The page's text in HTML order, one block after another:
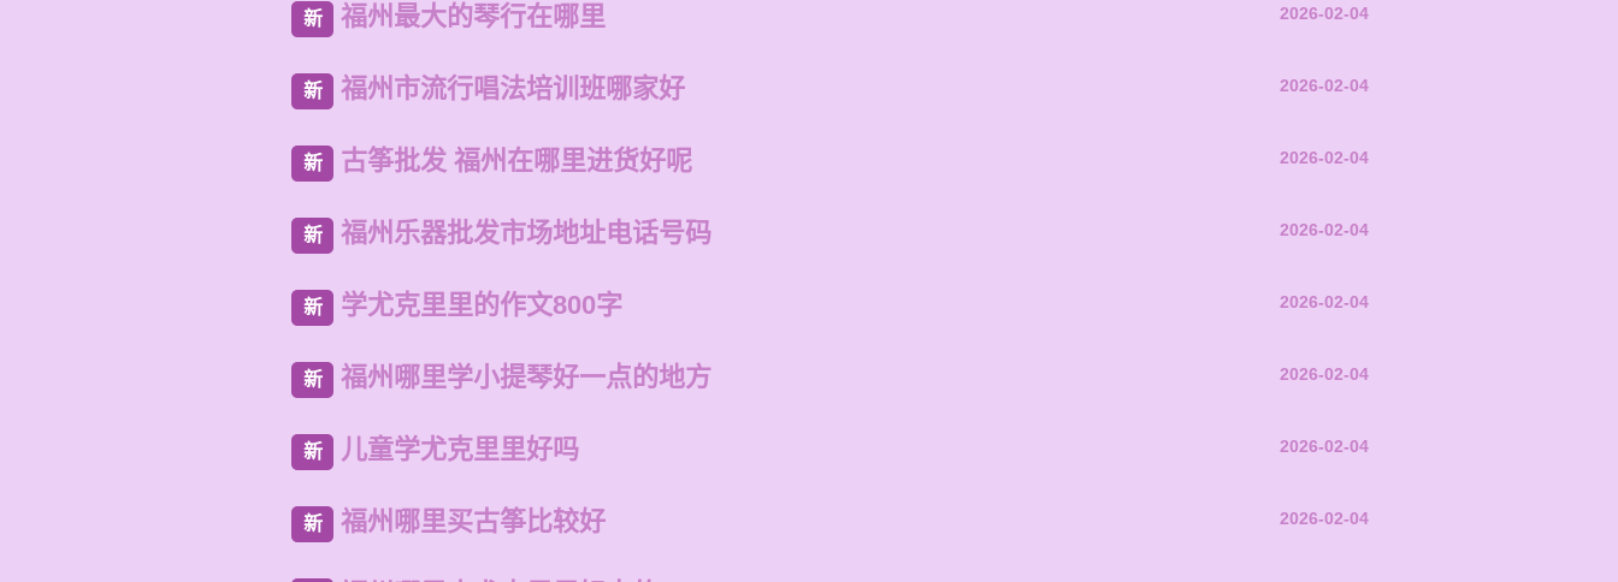
新 福州最大的琴行在哪里 2026-02-04
新 福州市流行唱法培训班哪家好 2026-02-04
新 古筝批发 福州在哪里进货好呢 2026-02-04
新 福州乐器批发市场地址电话号码 2026-02-04
新 学尤克里里的作文800字 2026-02-04
新 福州哪里学小提琴好一点的地方 2026-02-04
新 儿童学尤克里里好吗 2026-02-04
新 福州哪里买古筝比较好 2026-02-04